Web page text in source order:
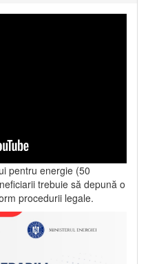
pentru energie (50
trebuie să depună o
procedurii legale.